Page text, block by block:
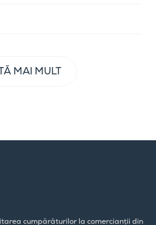
MAI MULT
cumpărăturilor la comercianții din